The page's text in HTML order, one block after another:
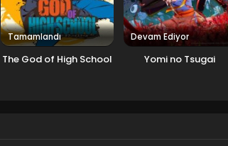
Tamamlandı
The God of High School
Devam Ediyor
Yomi no Tsugai